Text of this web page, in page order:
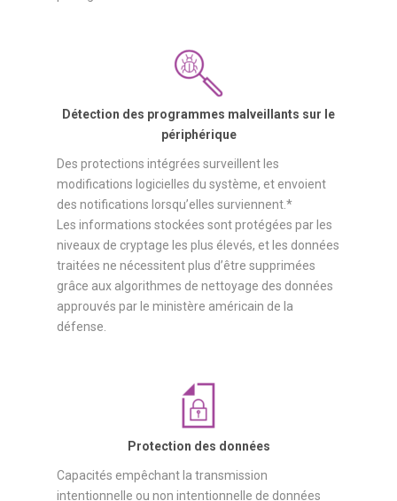
Détection des programmes malveillants sur le
périphérique
Des protections intégrées surveillent les
modifications logicielles du système, et envoient
des notifications lorsqu’elles surviennent.*
Les informations stockées sont protégées par les
niveaux de cryptage les plus élevés, et les données
traitées ne nécessitent plus d’être supprimées
grâce aux algorithmes de nettoyage des données
approuvés par le ministère américain de la
défense.
Protection des données
Capacités empêchant la transmission
intentionnelle ou non intentionnelle de données